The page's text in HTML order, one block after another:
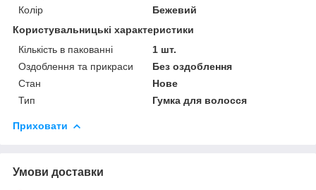
Колір
Бежевий
Користувальницькі характеристики
Кількість в пакованні
1 шт.
Оздоблення та прикраси
Без оздоблення
Стан
Нове
Тип
Гумка для волосся
Приховати
Умови доставки